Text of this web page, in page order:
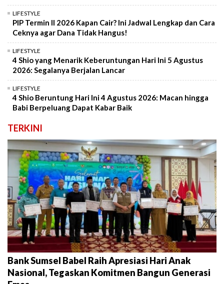
LIFESTYLE
PIP Termin II 2026 Kapan Cair? Ini Jadwal Lengkap dan Cara
Ceknya agar Dana Tidak Hangus!
LIFESTYLE
4 Shio yang Menarik Keberuntungan Hari Ini 5 Agustus
2026: Segalanya Berjalan Lancar
LIFESTYLE
4 Shio Beruntung Hari Ini 4 Agustus 2026: Macan hingga
Babi Berpeluang Dapat Kabar Baik
TERKINI
Bank Sumsel Babel Raih Apresiasi Hari Anak
Nasional, Tegaskan Komitmen Bangun Generasi